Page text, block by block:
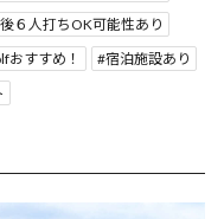
６人打ちOK可能性あり
おすすめ！
宿泊施設あり